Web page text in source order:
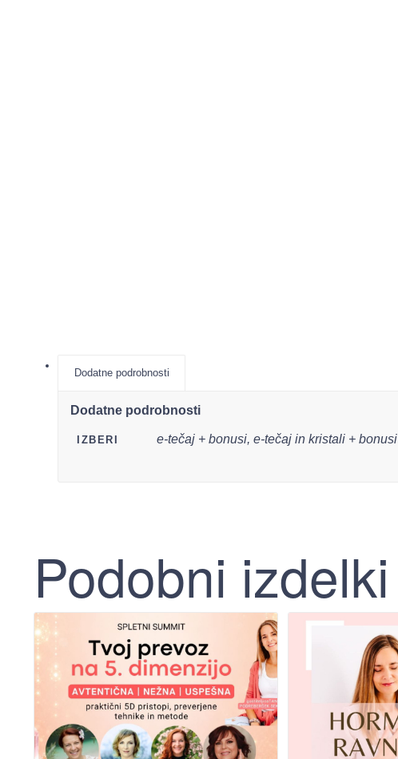
Dodatne podrobnosti
Dodatne podrobnosti
IZBERI e-tečaj + bonusi, e-tečaj in kristali + bonusi
Podobni izdelki